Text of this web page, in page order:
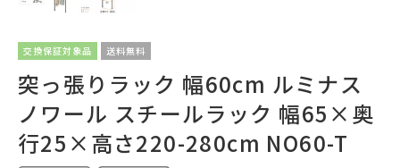
交換保証対象品 送料無料
突っ張りラック 幅60cm ルミナス
ノワール スチールラック 幅65×奥
行25×高さ220-280cm NO60-T